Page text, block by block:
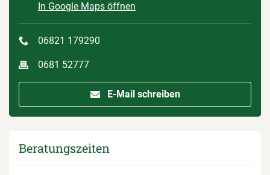
In Google Maps öffnen
06821 179290
0681 52777
E-Mail schreiben
Beratungszeiten